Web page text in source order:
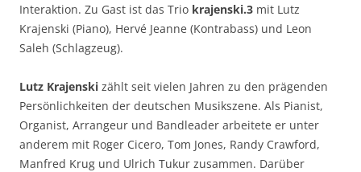
Interaktion. Zu Gast ist das Trio krajenski.3 mit Lutz
Krajenski (Piano), Hervé Jeanne (Kontrabass) und Leon
Saleh (Schlagzeug).
Lutz Krajenski zählt seit vielen Jahren zu den prägenden
Persönlichkeiten der deutschen Musikszene. Als Pianist,
Organist, Arrangeur und Bandleader arbeitete er unter
anderem mit Roger Cicero, Tom Jones, Randy Crawford,
Manfred Krug und Ulrich Tukur zusammen. Darüber